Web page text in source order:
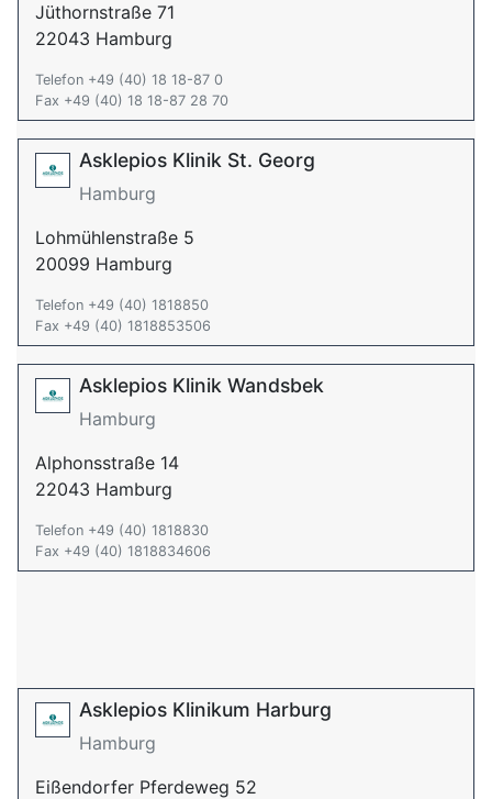
Jüthornstraße 71
22043 Hamburg
Telefon +49 (40) 18 18-87 0
Fax +49 (40) 18 18-87 28 70
Asklepios Klinik St. Georg
Hamburg
Lohmühlenstraße 5
20099 Hamburg
Telefon +49 (40) 1818850
Fax +49 (40) 1818853506
Asklepios Klinik Wandsbek
Hamburg
Alphonsstraße 14
22043 Hamburg
Telefon +49 (40) 1818830
Fax +49 (40) 1818834606
Asklepios Klinikum Harburg
Hamburg
Eißendorfer Pferdeweg 52